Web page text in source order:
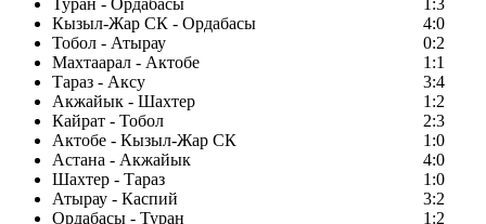
Туран - Ордабасы
1:3
Кызыл-Жар СК - Ордабасы
4:0
Тобол - Атырау
0:2
Махтаарал - Актобе
1:1
Тараз - Аксу
3:4
Акжайык - Шахтер
1:2
Кайрат - Тобол
2:3
Актобе - Кызыл-Жар СК
1:0
Астана - Акжайык
4:0
Шахтер - Тараз
1:0
Атырау - Каспий
3:2
Ордабасы - Туран
1:2